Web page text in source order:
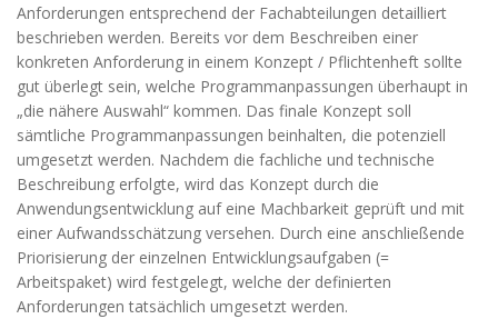
Anforderungen entsprechend der Fachabteilungen detailliert
beschrieben werden. Bereits vor dem Beschreiben einer
konkreten Anforderung in einem Konzept / Pflichtenheft sollte
gut überlegt sein, welche Programmanpassungen überhaupt in
„die nähere Auswahl“ kommen. Das finale Konzept soll
sämtliche Programmanpassungen beinhalten, die potenziell
umgesetzt werden. Nachdem die fachliche und technische
Beschreibung erfolgte, wird das Konzept durch die
Anwendungsentwicklung auf eine Machbarkeit geprüft und mit
einer Aufwandsschätzung versehen. Durch eine anschließende
Priorisierung der einzelnen Entwicklungsaufgaben (=
Arbeitspaket) wird festgelegt, welche der definierten
Anforderungen tatsächlich umgesetzt werden.